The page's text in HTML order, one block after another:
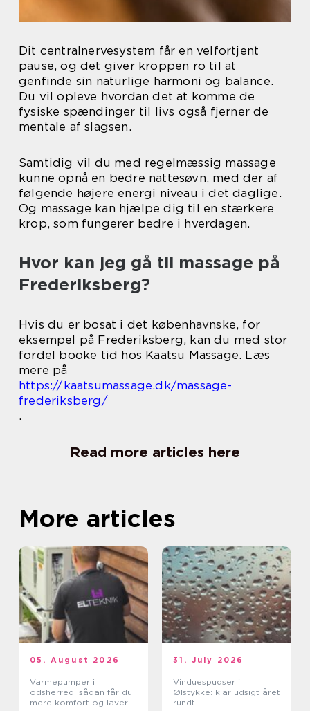
Dit centralnervesystem får en velfortjent
pause, og det giver kroppen ro til at
genfinde sin naturlige harmoni og balance.
Du vil opleve hvordan det at komme de
fysiske spændinger til livs også fjerner de
mentale af slagsen.
Samtidig vil du med regelmæssig massage
kunne opnå en bedre nattesøvn, med der af
følgende højere energi niveau i det daglige.
Og massage kan hjælpe dig til en stærkere
krop, som fungerer bedre i hverdagen.
Hvor kan jeg gå til massage på
Frederiksberg?
Hvis du er bosat i det københavnske, for
eksempel på Frederiksberg, kan du med stor
fordel booke tid hos Kaatsu Massage. Læs
mere på
https://kaatsumassage.dk/massage-
frederiksberg/
.
Read more articles here
More articles
05. August 2026
Varmepumper i
odsherred: sådan får du
mere komfort og lavere
31. July 2026
Vinduespudser i
Ølstykke: klar udsigt året
rundt